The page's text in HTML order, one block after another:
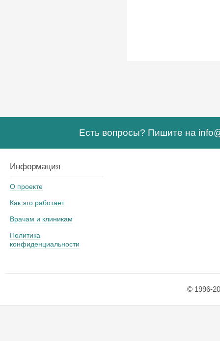
Есть вопросы? Пишите на
Информация
О проекте
Как это работает
Врачам и клиникам
Политика
конфиденциальности
© 1996-